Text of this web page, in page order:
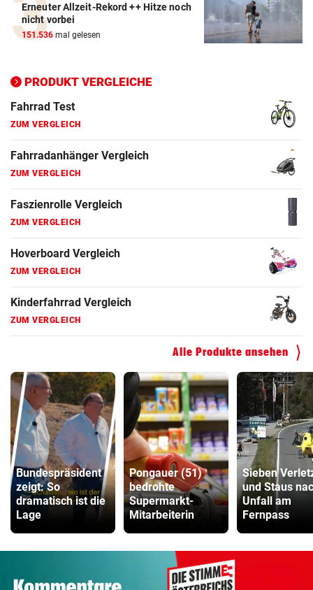
Erneuter Allzeit-Rekord ++ Hitze noch
nicht vorbei
151.536 mal gelesen
PRODUKT VERGLEICHE
Elektro-Scooter Vergleich
ZUM VERGLEICH
ZUM VERGLEICH
Fahrrad Test
ZUM VERGLEICH
Fahrradanhänger Vergleich
ZUM VERGLEICH
Faszienrolle Vergleich
ZUM VERGLEICH
Hoverboard Vergleich
ZUM VERGLEICH
Kinderfahrrad Vergleich
ZUM VERGLEICH
Alle Produkte ansehen
Bundespräsident
zeigt: So
dramatisch ist die
Lage
Pongauer (51)
bedrohte
Supermarkt-
Mitarbeiterin
Sieben
und Staus
Unfall am
Fernpass